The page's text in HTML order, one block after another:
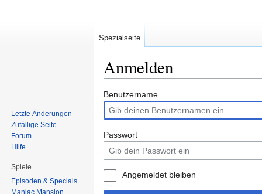
Anmelden
Zur
Navigation
springen
Zur
Suche
springen
Benutzername
Passwort
Angemeldet bleiben
Spezialseite
Letzte Änderungen
Zufällige Seite
Forum
Hilfe
Spiele
Episoden & Specials
Maniac Mansion